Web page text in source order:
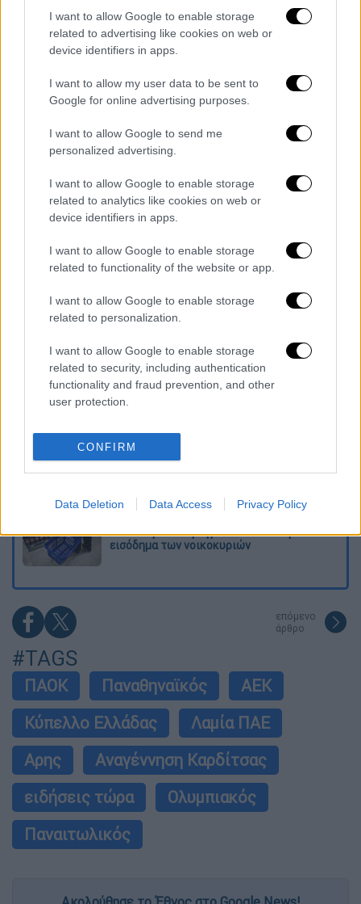
I want to allow Google to enable storage
related to advertising like cookies on web or
device identifiers in apps.
I want to allow my user data to be sent to
Google for online advertising purposes.
I want to allow Google to send me
personalized advertising.
I want to allow Google to enable storage
related to analytics like cookies on web or
device identifiers in apps.
I want to allow Google to enable storage
related to functionality of the website or app.
I want to allow Google to enable storage
related to personalization.
I want to allow Google to enable storage
related to security, including authentication
functionality and fraud prevention, and other
user protection.
CONFIRM
Data Deletion Data Access Privacy Policy
Αναλυτικά το πρόγραμμα των πρώτων
αγώνων της προημιτελικής φάσης του
Κυπέλλου:
Τετάρτη 19/1
17.00 Παναθηναϊκός-Αναγέννηση Καρδίτσας
19.00 ΠΑΟΚ-ΑΕΚ
Πέμπτη 20/1
21.30 Άρης-Λαμία
Δημιούργησαν με AI νέους ιούς μέσα σε
επιστήμονες
Σαν το τρομακτικό It: 15χρονο ντυμένος
κλόουν μαχαίρωσε μέχρι θανάτου
«Πόλεμος» για τους χρόνους των
δρομολογίων: Τα σωματεία απαντούν στις
Ελλάδα για το πραγματικό διαθέσιμο
εισόδημα των νοικοκυριών
επόμενο
άρθρο
#TAGS
ΠΑΟΚ Παναθηναϊκός
ΑΕΚ
Κύπελλο Ελλάδας
Λαμία ΠΑΕ
Αρης
Αναγέννηση Καρδίτσας
ειδήσεις τώρα
Ολυμπιακός
Παναιτωλικός